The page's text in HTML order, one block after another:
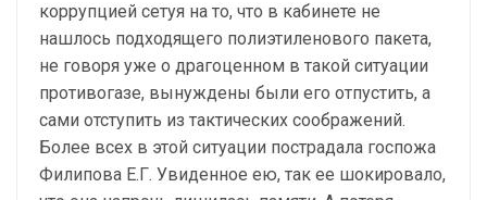
коррупцией сетуя на то, что в кабинете не
нашлось подходящего полиэтиленового пакета,
не говоря уже о драгоценном в такой ситуации
противогазе, вынуждены были его отпустить, а
сами отступить из тактических соображений.
Более всех в этой ситуации пострадала госпожа
Филипова Е.Г. Увиденное ею, так ее шокировало,